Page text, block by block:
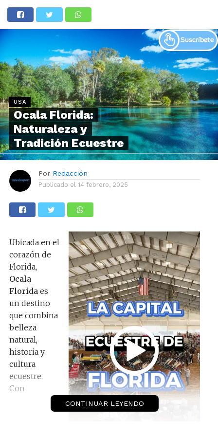
USA
Ocala Florida:
Naturaleza y
Tradición Ecuestre
Por Redacción
Publicado el 14 febrero, 2025
Ubicada en el
corazón de
Florida,
Ocala
Florida es
un destino
que combina
belleza
natural,
historia y
cultura
ecuestre.
Con
CONTINUAR LEYENDO